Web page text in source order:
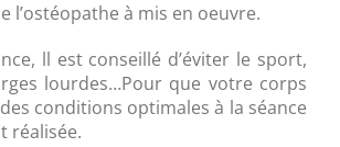
l’ostéopathe à mis en oeuvre.
ll est conseillé d’éviter le sport,
lourdes…Pour que votre corps
conditions optimales à la séance
réalisée.